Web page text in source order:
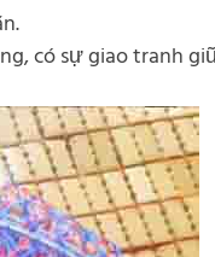
có sự giao tranh